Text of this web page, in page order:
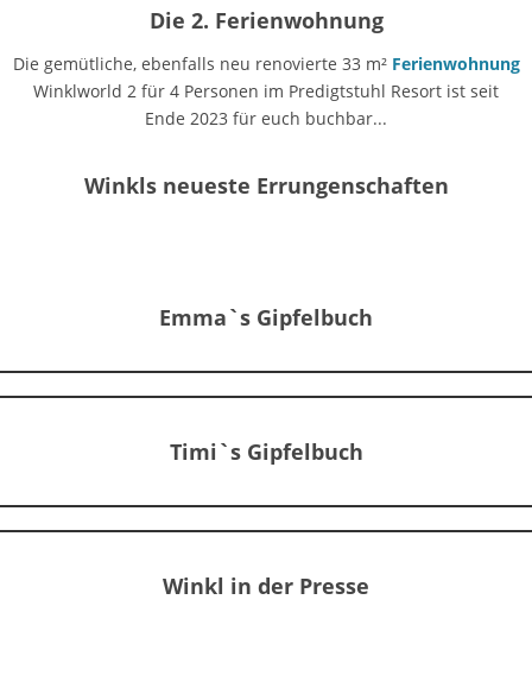
Die 2. Ferienwohnung
Die gemütliche, ebenfalls neu renovierte 33 m² Ferienwohnung
Winklworld 2 für 4 Personen im Predigtstuhl Resort ist seit
Ende 2023 für euch buchbar...
Winkls neueste Errungenschaften
Emma`s Gipfelbuch
Timi`s Gipfelbuch
Winkl in der Presse